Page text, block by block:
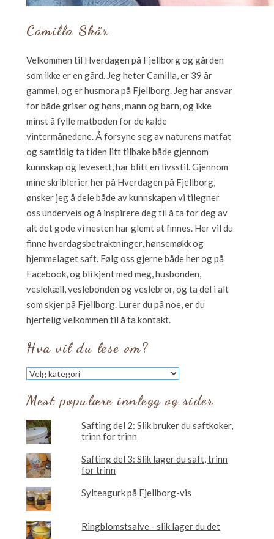
Camilla Skår
Velkommen til Hverdagen på Fjellborg og gården
som ikke er en gård. Jeg heter Camilla, er 39 år
gammel, og er husmora på Fjellborg. Jeg har ansvar
for både griser og høns, mann og barn, og ikke
minst å fylle matboden for de kalde
vintermånedene. Å forsyne seg av naturens matfat
og samtidig ta tiden litt tilbake både gjennom
kunnskap og levesett, har blitt en livsstil. Gjennom
mine skriblerier her på Hverdagen på Fjellborg,
ønsker jeg å dele både av kunnskapen vi tilegner
oss underveis og å inspirere deg til å ta for deg av
alt det gode vi nesten har glemt at finnes. Her vil du
finne hverdagsbetraktninger, hønsemøkk og
hjemmelaget saft. Følg oss gjerne både her og på
Facebook, og bli kjent med meg, husbonden,
veslekæll, veslebonden og veslebror, og ta del i alt
som skjer på Fjellborg. Lurer du på noe, er du
hjertelig velkommen til å ta kontakt.
Hva vil du lese om?
Hva
vil
du
lese
Mest populære innlegg og sider
Safting del 2: Slik bruker du saftkoker,
trinn for trinn
Safting del 3: Slik lager du saft, trinn
for trinn
Sylteagurk på Fjellborg-vis
Ringblomstsalve - slik lager du det